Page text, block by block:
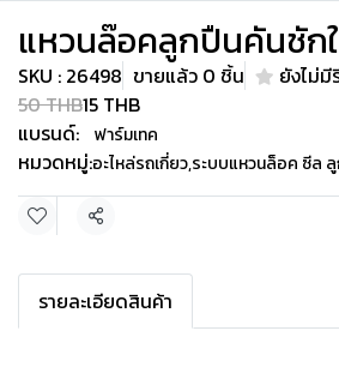
แหวนล๊อคลูกปืนคันชัก
SKU : 26498 ขายแล้ว 0 ชิ้น
ยังไม่มี
50 THB15 THB
แบรนด์:
ฟาร์มเทค
หมวดหมู่:อะไหล่รถเกี่ยว,ระบบแหวนล็อค ซีล
แชร์
รายละเอียดสินค้า